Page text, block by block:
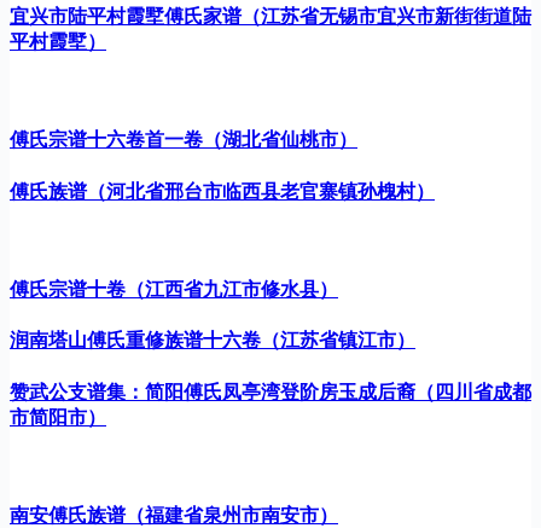
宜兴市陆平村霞墅傅氏家谱（江苏省无锡市宜兴市新街街道陆
平村霞墅）
傅氏宗谱十六卷首一卷（湖北省仙桃市）
傅氏族谱（河北省邢台市临西县老官寨镇孙槐村）
傅氏宗谱十卷（江西省九江市修水县）
润南塔山傅氏重修族谱十六卷（江苏省镇江市）
赞武公支谱集：简阳傅氏凤亭湾登阶房玉成后裔（四川省成都
市简阳市）
南安傅氏族谱（福建省泉州市南安市）